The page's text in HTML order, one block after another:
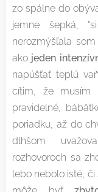
zo spálne do
jemne šepká,
nerozmýšľala
ako jeden
napúšťať teplú
cítim, že musím
pravidelné,
poriadku, až do
dlhšom
rozhovoroch sa
lebo nebolo isté,